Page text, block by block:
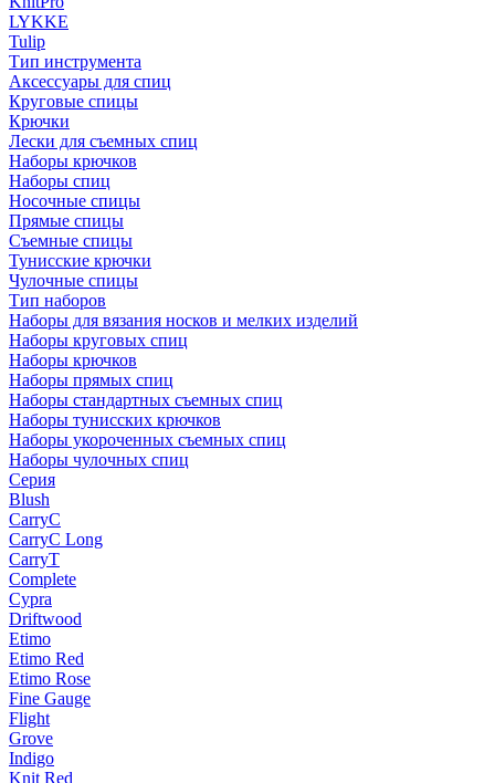
LYKKE
Tulip
Тип инструмента
Аксессуары для спиц
Круговые спицы
Крючки
Лески для съемных спиц
Наборы крючков
Наборы спиц
Носочные спицы
Прямые спицы
Съемные спицы
Тунисские крючки
Чулочные спицы
Тип наборов
Наборы для вязания носков и мелких изделий
Наборы круговых спиц
Наборы крючков
Наборы прямых спиц
Наборы стандартных съемных спиц
Наборы тунисских крючков
Наборы укороченных съемных спиц
Наборы чулочных спиц
Серия
Blush
CarryC
CarryC Long
CarryT
Complete
Cypra
Driftwood
Etimo
Etimo Red
Etimo Rose
Fine Gauge
Flight
Grove
Indigo
Knit Red